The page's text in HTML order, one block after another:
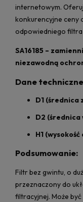
internetowym.
konkurencyjne
odpowiedniego filtra
SA16185 –
niezawodną
Dane
D1 (średnica
D2
H1
Podsumowanie:
Filtr bez gwintu, o
przeznaczony do
filtracyjnej. Może